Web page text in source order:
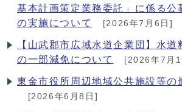
基本計画策定業務委託」に係る公
の実施について
[2026年7月6日]
【山武郡市広域水道企業団】水道
の一部減免について
[2026年7月1
東金市役所周辺地域公共施設等の
[2026年6月8日]